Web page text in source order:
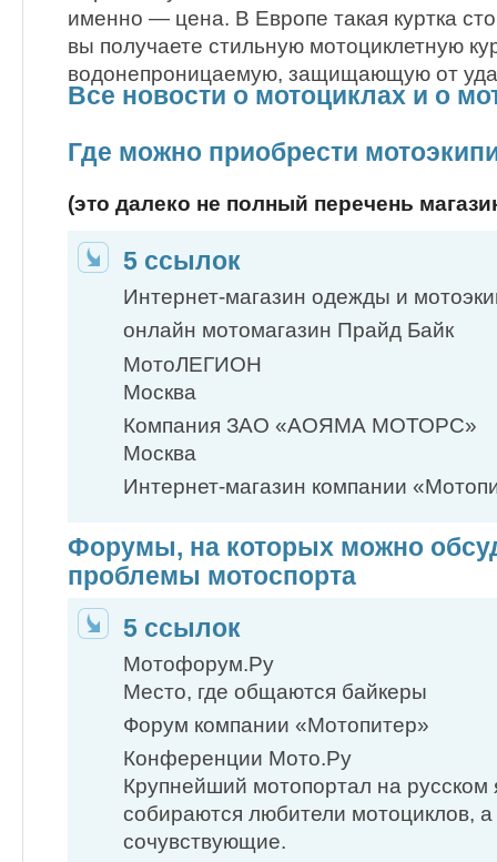
именно — цена. В Европе такая куртка
вы получаете стильную мотоциклетную
водонепроницаемую, защищающую от
Все новости о мотоциклах и о
Где можно приобрести
(это далеко не полный перечень
5 ссылок
Интернет-магазин одежды и
онлайн мотомагазин Прайд Байк
МотоЛЕГИОН
Москва
Компания ЗАО «АОЯМА МОТОРС»
Москва
Интернет-магазин компании
Форумы, на которых можно
проблемы мотоспорта
5 ссылок
Мотофорум.Ру
Место, где общаются байкеры
Форум компании «Мотопитер»
Конференции Мото.Ру
Крупнейший мотопортал на русском
собираются любители мотоциклов, а
сочувствующие.